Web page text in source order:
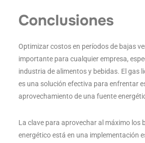
Conclusiones
Optimizar costos en períodos de bajas
importante para cualquier empresa,
industria de alimentos y bebidas. El gas
es una solución efectiva para enfrentar
aprovechamiento de una fuente
La clave para aprovechar al máximo los
energético está en una implementación